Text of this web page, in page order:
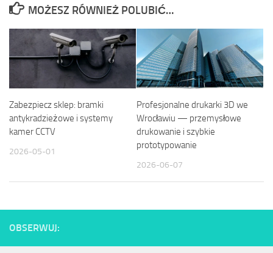
MOŻESZ RÓWNIEŻ POLUBIĆ…
Zabezpiecz sklep: bramki
antykradzieżowe i systemy
kamer CCTV
2026-05-01
Profesjonalne drukarki 3D we
Wrocławiu — przemysłowe
drukowanie i szybkie
prototypowanie
2026-06-07
OBSERWUJ: